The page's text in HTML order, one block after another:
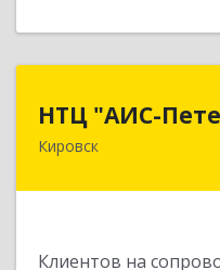
НТЦ "АИС-
Кировск
Клиентов на
187342,